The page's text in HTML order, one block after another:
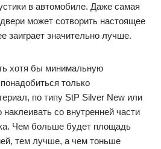
в автомобиле. Даже самая
может сотворить настоящее
заиграет значительно лучше.
хотя бы минимальную
только
по типу StP Silver New или
со внутренней части
Чем больше будет площадь
тем лучше, а чем тоньше